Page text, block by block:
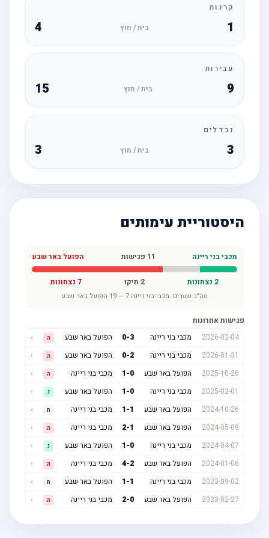
קרנות
בית / חוץ
עבירות
בית / חוץ 15
נבדלים
בית / חוץ
היסטוריית עימותים
מכבי בני ריינה פגישות הפועל באר שבע
נצחונות תיקו נצחונות
סה"כ שערים:מכבי בני ריינה7
—
19 הפועל באר שבע
פגישות אחרונות
2026-02-04
מכבי בני ריינה 0 הפועל באר שבע
2026-01-31
מכבי בני ריינה 0 הפועל באר שבע
2025-10-26
הפועל באר שבע 1 מכבי בני ריינה
2025-02-01
מכבי בני ריינה 1 הפועל באר שבע
2024-10-26
הפועל באר שבע 1 מכבי בני ריינה
2024-05-09
הפועל באר שבע 2 מכבי בני ריינה
2024-04-07
מכבי בני ריינה 1 הפועל באר שבע
2024-01-06
הפועל באר שבע 4 מכבי בני ריינה
2023-09-02
מכבי בני ריינה 1 הפועל באר שבע
2023-02-27
הפועל באר שבע 2 מכבי בני ריינה